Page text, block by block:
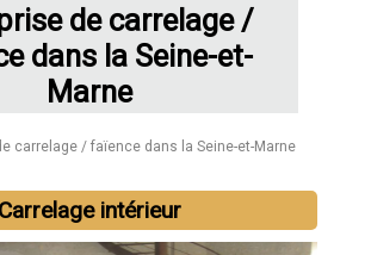
de carrelage /
dans la Seine-et-
Marne
carrelage / faïence dans la Seine-et-Marne
Carrelage intérieur